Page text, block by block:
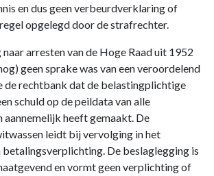
en dus geen verbeurdverklaring of
opgelegd door de strafrechter.
arresten van de Hoge Raad uit 1952
geen sprake was van een veroordelend
de rechtbank dat de belastingplichtige
schuld op de peildata van alle
heeft gemaakt. De
leidt bij vervolging in het
betalingsverplichting. De beslaglegging is
en vormt geen verplichting of